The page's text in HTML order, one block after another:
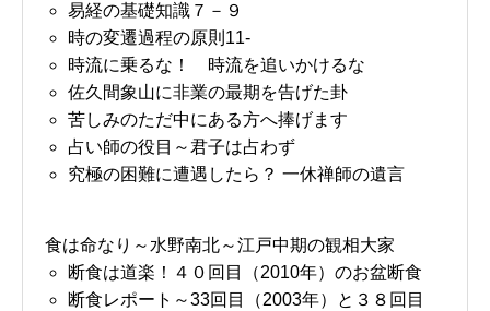
易経の基礎知識７－９
時の変遷過程の原則11-
時流に乗るな！ 時流を追いかけるな
佐久間象山に非業の最期を告げた卦
苦しみのただ中にある方へ捧げます
占い師の役目～君子は占わず
究極の困難に遭遇したら？ 一休禅師の遺言
食は命なり～水野南北～江戸中期の観相大家
断食は道楽！４０回目（2010年）のお盆断食
断食レポート～33回目（2003年）と３８回目